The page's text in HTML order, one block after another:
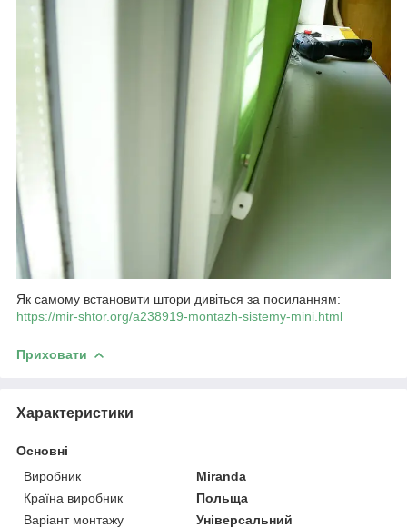
Як самому встановити штори дивіться за посиланням:
https://mir-shtor.org/a238919-montazh-sistemy-mini.html
Приховати
Характеристики
Основні
Виробник
Miranda
Країна виробник
Польща
Варіант монтажу
Універсальний